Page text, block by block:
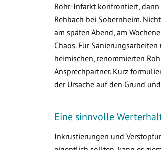
Rohr-Infarkt konfrontiert,
Rehbach bei Sobernheim.
am späten Abend, am
Chaos. Für
heimischen, renommierten
Ansprechpartner. Kurz
der Ursache auf den Grund
Eine sinnvolle
Inkrustierungen und